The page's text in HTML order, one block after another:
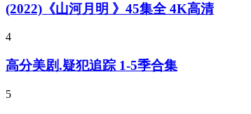
(2022)《山河月明 》45集全 4K高清
4
高分美剧.疑犯追踪 1-5季合集
5